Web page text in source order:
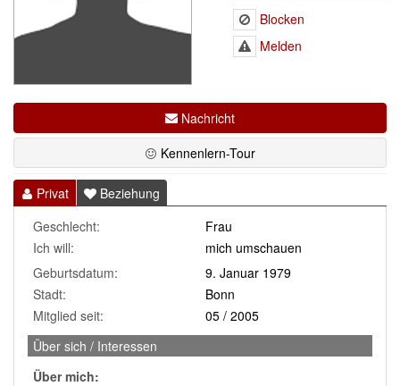
Blocken
Melden
Nachricht
Kennenlern-Tour
Privat
Beziehung
Geschlecht:
Frau
Ich will:
mich umschauen
Geburtsdatum:
9. Januar 1979
Stadt:
Bonn
Mitglied seit:
05 / 2005
Über sich / Interessen
Über mich: